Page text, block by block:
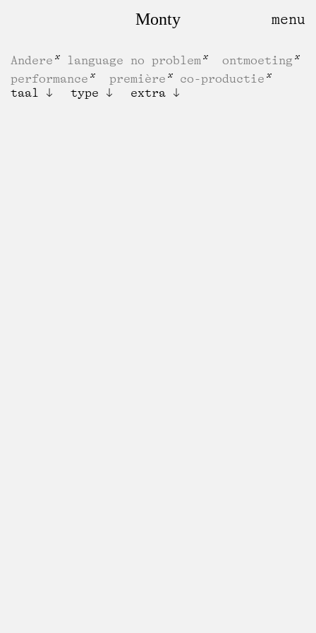
Monty
Andere language no problem
ontmoeting
performance
première
co-productie
taal
type extra